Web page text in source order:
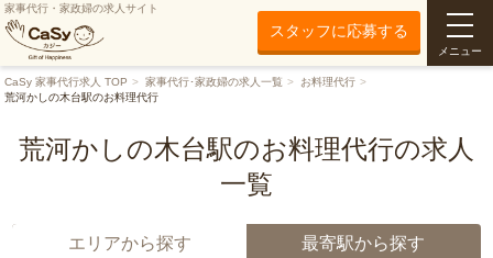
家事代行・家政婦の求人サイト
スタッフに応募する
メニュー
CaSy 家事代行求人 TOP 家事代行･家政婦の求人一覧
お料理代行
荒河かしの木台駅のお料理代行
荒河かしの木台駅のお料理代行の求人
一覧
エリアから探す 最寄駅から探す